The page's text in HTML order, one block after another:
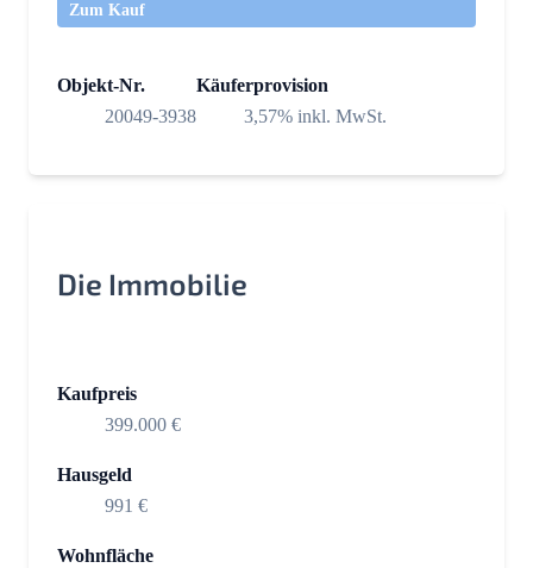
Zum Kauf
Objekt-Nr.
20049-3938
Käuferprovision
3,57% inkl. MwSt.
Die Immobilie
Kaufpreis
399.000 €
Hausgeld
991 €
Wohnfläche